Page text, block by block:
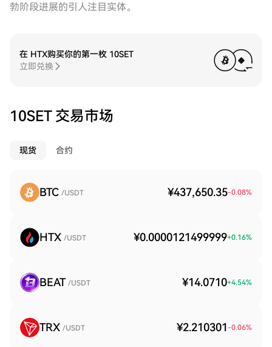
勃阶段进展的引人注目实体。
在 HTX购买你的第一枚 10SET
立即兑换
10SET 交易市场
现货 合约
BTC /USDT ¥437,650.35-0.08%
HTX /USDT ¥0.0000121499999+0.16%
BEAT /USDT ¥14.0710+4.54%
TRX /USDT ¥2.210301 -0.06%